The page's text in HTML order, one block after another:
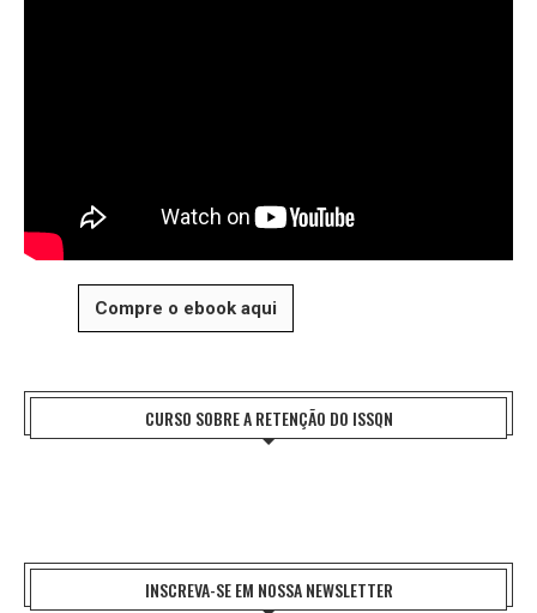
Compre o ebook aqui
CURSO SOBRE A RETENÇÃO DO ISSQN
INSCREVA-SE EM NOSSA NEWSLETTER